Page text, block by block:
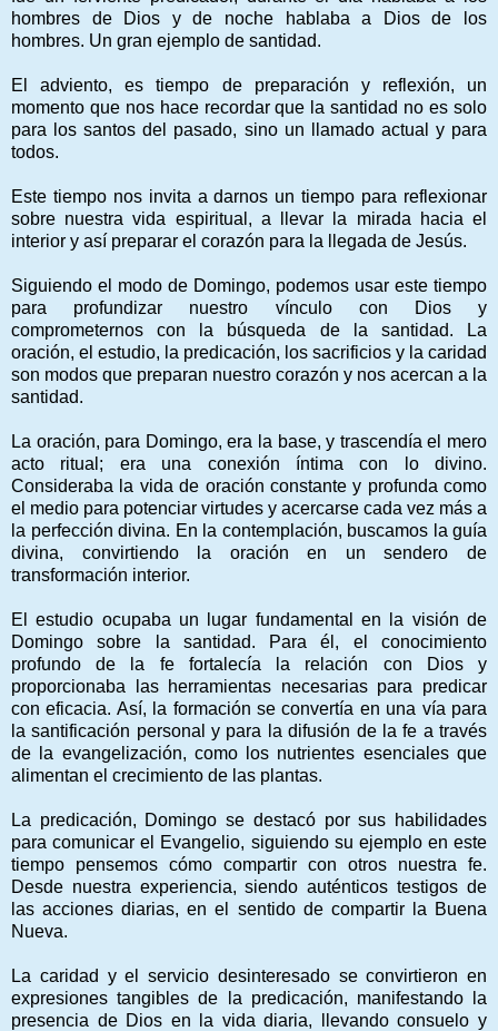
hombres de Dios y de noche hablaba a Dios de los
hombres. Un gran ejemplo de santidad.
El adviento, es tiempo de preparación y reflexión, un
momento que nos hace recordar que la santidad no es solo
para los santos del pasado, sino un llamado actual y para
todos.
Este tiempo nos invita a darnos un tiempo para reflexionar
sobre nuestra vida espiritual, a llevar la mirada hacia el
interior y así preparar el corazón para la llegada de Jesús.
Siguiendo el modo de Domingo, podemos usar este tiempo
para profundizar nuestro vínculo con Dios y
comprometernos con la búsqueda de la santidad. La
oración, el estudio, la predicación, los sacrificios y la caridad
son modos que preparan nuestro corazón y nos acercan a la
santidad.
La oración, para Domingo, era la base, y trascendía el mero
acto ritual; era una conexión íntima con lo divino.
Consideraba la vida de oración constante y profunda como
el medio para potenciar virtudes y acercarse cada vez más a
la perfección divina. En la contemplación, buscamos la guía
divina, convirtiendo la oración en un sendero de
transformación interior.
El estudio ocupaba un lugar fundamental en la visión de
Domingo sobre la santidad. Para él, el conocimiento
profundo de la fe fortalecía la relación con Dios y
proporcionaba las herramientas necesarias para predicar
con eficacia. Así, la formación se convertía en una vía para
la santificación personal y para la difusión de la fe a través
de la evangelización, como los nutrientes esenciales que
alimentan el crecimiento de las plantas.
La predicación, Domingo se destacó por sus habilidades
para comunicar el Evangelio, siguiendo su ejemplo en este
tiempo pensemos cómo compartir con otros nuestra fe.
Desde nuestra experiencia, siendo auténticos testigos de
las acciones diarias, en el sentido de compartir la Buena
Nueva.
La caridad y el servicio desinteresado se convirtieron en
expresiones tangibles de la predicación, manifestando la
presencia de Dios en la vida diaria, llevando consuelo y